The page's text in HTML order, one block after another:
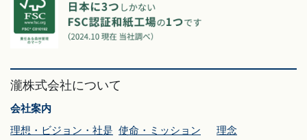
瀧株式会社について
会社案内
理想・ビジョン・社是 使命・ミッション
理念